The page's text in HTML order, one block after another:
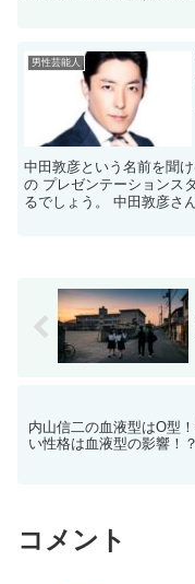
男性芸能人
中田敦彦という名前を聞
の プレゼンテーションス
るでしょう。 中田敦彦さ
内山信二の血液型はO型
い性格は血液型の影響！？
コメント